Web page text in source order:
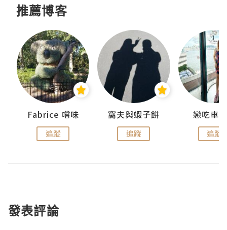
推薦博客
Fabrice 嚐味
追蹤
窩夫與蝦子餅
追蹤
戀吃車
追蹤
發表評論